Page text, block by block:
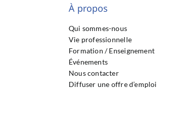
À propos
Qui sommes-nous
Vie professionnelle
Formation / Enseignement
Événements
Nous contacter
Diffuser une offre d’emploi